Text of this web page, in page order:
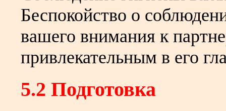
Беспокойство о
вашего внимания к
привлекательным в его
5.2 Подготовка